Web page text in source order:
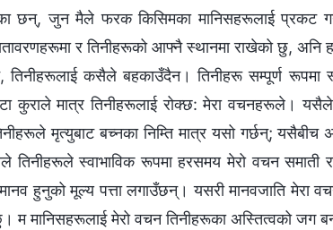
छन्, जुन मैले फरक किसिमका मानिसहरूलाई प्रकट
र तिनीहरूको आफ्‍नै स्थानमा राखेको छु,
तिनीहरूलाई कसैले बहकाउँदैन। तिनीहरू सम्पूर्ण रूपमा
कुराले मात्र तिनीहरूलाई रोक्छ: मेरा वचनहरूले।
मृत्युबाट बच्नका निम्ति मात्र यसो गर्छन्;
तिनीहरूले स्वाभाविक रूपमा हरसमय मेरो वचन समाती
हुनुको मूल्य पत्ता लगाउँछन्। यसरी मानवजाति मेरा
म मानिसहरूलाई मेरो वचन तिनीहरूका अस्तित्वको जग